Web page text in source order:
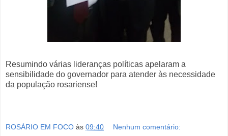
Resumindo várias lideranças políticas apelaram a
sensibilidade do governador para atender às necessidade
da população rosariense!
ROSÁRIO EM FOCO às 09:40 Nenhum comentário: